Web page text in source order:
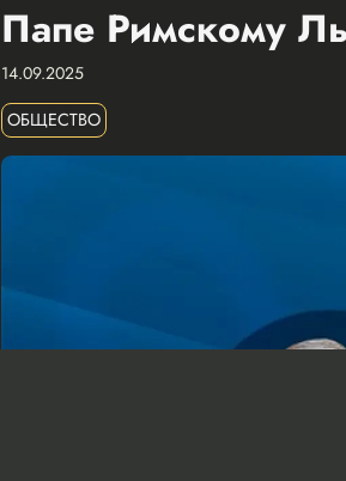
Папе Римскому
14.09.2025
ОБЩЕСТВО